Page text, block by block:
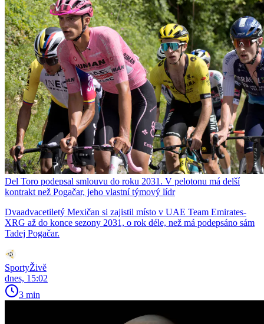
Del Toro podepsal smlouvu do roku 2031. V pelotonu má delší
kontrakt než Pogačar, jeho vlastní týmový lídr
Dvaadvacetiletý Mexičan si zajistil místo v UAE Team Emirates-
XRG až do konce sezony 2031, o rok déle, než má podepsáno sám
Tadej Pogačar.
SportyŽivě
dnes, 15:02
3 min